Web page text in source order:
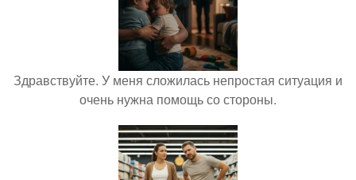
Здравствуйте. У меня сложилась непростая ситуация и
очень нужна помощь со стороны.